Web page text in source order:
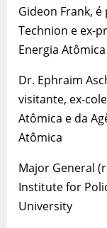
Gideon Frank,
Technion e ex-
Energia Atômica
Dr. Ephraim
visitante, ex-
Atômica e da
Atômica
Major General
Institute for
University